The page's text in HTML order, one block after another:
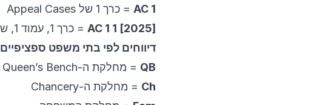
1 AC
= כרך 1 של Appeal Cases
[2025] 1 AC 1
= כרך 1, עמוד 1, שנת ההחלטה 2025
דיווחים לפי בתי משפט ספציפיים
QB = מחלקת ה-Queen’s Bench (כיום King’s Bench)
Ch = מחלקת ה-Chancery